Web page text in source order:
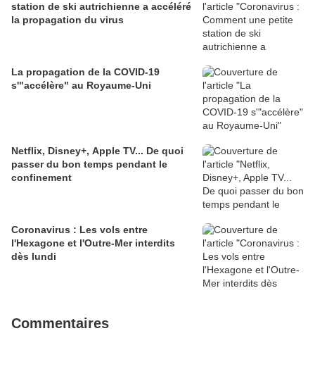
station de ski autrichienne a accéléré
la propagation du virus
La propagation de la COVID-19
s'"accélère" au Royaume-Uni
Netflix, Disney+, Apple TV... De quoi
passer du bon temps pendant le
confinement
Coronavirus : Les vols entre
l'Hexagone et l'Outre-Mer interdits
dès lundi
Commentaires